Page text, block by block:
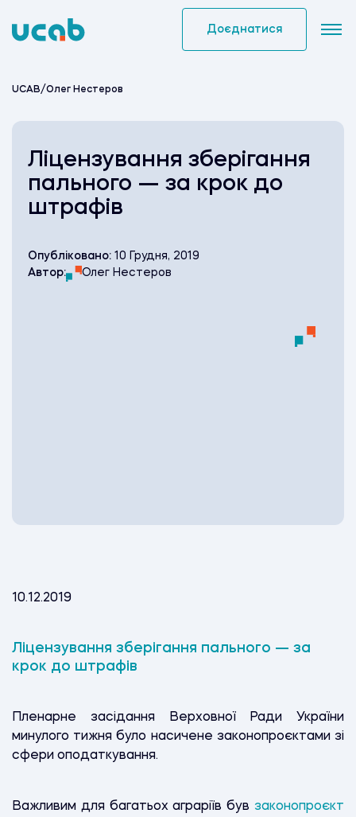
to
Доєднатися
UCAB/Олег Нестеров
Ліцензування зберігання
пального — за крок до
штрафів
Опубліковано: 10 Грудня, 2019
Автор:
Олег Нестеров
10.12.2019
Ліцензування зберігання пального — за
крок до штрафів
Пленарне засідання Верховної Ради України
минулого тижня було насичене законопроєктами зі
сфери оподаткування.
Важливим для багатьох аграріїв був законопроєкт